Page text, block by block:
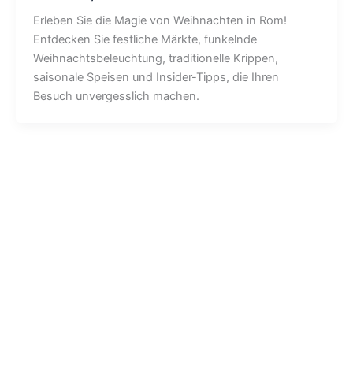
Erleben Sie die Magie von Weihnachten in Rom!
Entdecken Sie festliche Märkte, funkelnde
Weihnachtsbeleuchtung, traditionelle Krippen,
saisonale Speisen und Insider-Tipps, die Ihren
Besuch unvergesslich machen.